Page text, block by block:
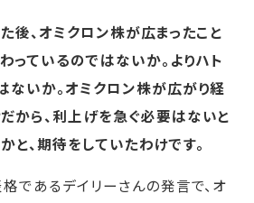
後、オミクロン株が広まったこと
っているのではないか。よりハト
ないか。オミクロン株が広がり経
から、利上げを急ぐ必要はないと
、期待をしていたわけです。
であるデイリーさんの発言で、オ